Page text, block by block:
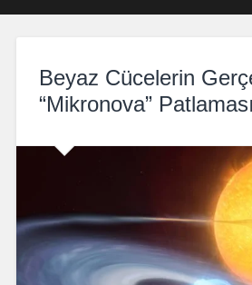
Beyaz Cücelerin
“Mikronova” Patlaması